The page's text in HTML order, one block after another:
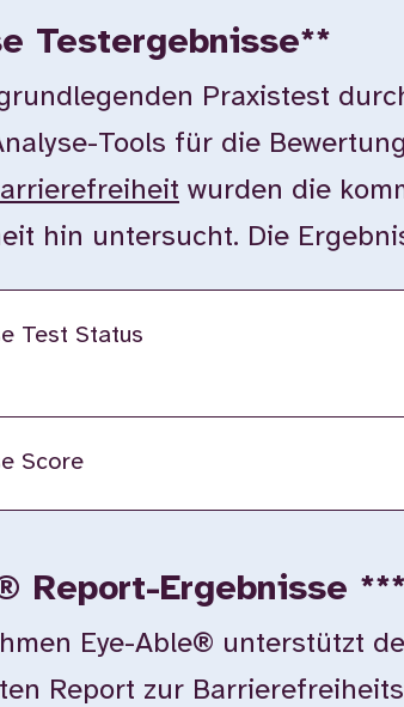
Testergebnisse**
Praxistest
Tools für die
wurden die
hin untersucht. Die
Test Status
Score
Report-Ergebnisse ***
Eye-Able® unterstützt
Report zur